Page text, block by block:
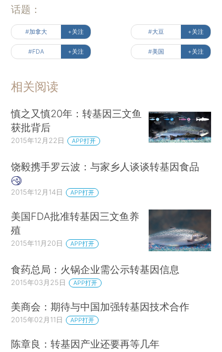
话题：
#加拿大 +关注 #大豆 +关注
#FDA +关注 #美国 +关注
相关阅读
慎之又慎20年：转基因三文鱼
获批背后
2015年12月22日 APP打开
饶毅携手罗云波：与家乡人谈谈转基因食品
2015年12月14日 APP打开
美国FDA批准转基因三文鱼养
殖
2015年11月20日 APP打开
食药总局：火锅企业需公示转基因信息
2015年03月25日 APP打开
美商会：期待与中国加强转基因技术合作
2015年02月11日 APP打开
陈章良：转基因产业还要再等几年